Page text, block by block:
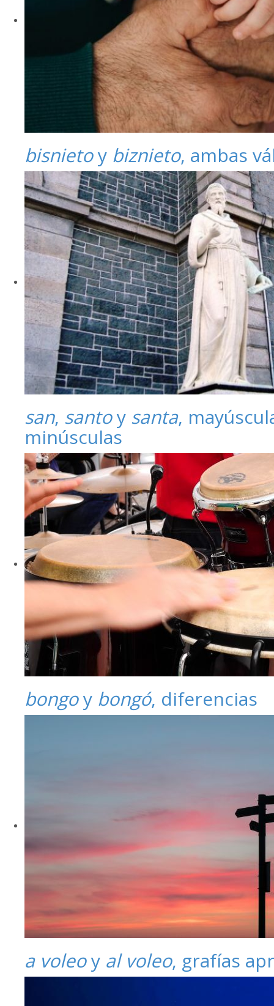
bisnietoy biznieto, ambas
san, santoy santa,
minúsculas
bongoy bongó, diferencias
a voleoy al voleo, grafías